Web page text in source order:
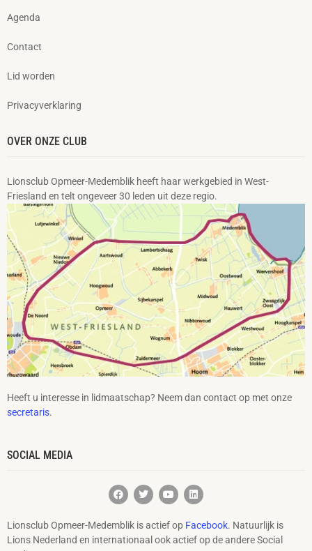
Agenda
Contact
Lid worden
Privacyverklaring
OVER ONZE CLUB
Lionsclub Opmeer-Medemblik heeft haar werkgebied in West-
Friesland en telt ongeveer 30 leden uit deze regio.
Heeft u interesse in lidmaatschap? Neem dan contact op met onze
secretaris.
SOCIAL MEDIA
Lionsclub Opmeer-Medemblik is actief op Facebook. Natuurlijk is
Lions Nederland en internationaal ook actief op de andere Social